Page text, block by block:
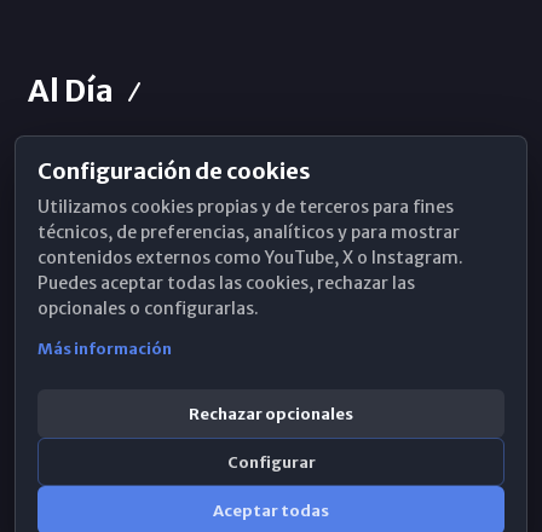
Al Día
Horarios de Misa
Hemeroteca
WhatsApp
Configuración de cookies
Utilizamos cookies propias y de terceros para fines
técnicos, de preferencias, analíticos y para mostrar
contenidos externos como YouTube, X o Instagram.
Puedes aceptar todas las cookies, rechazar las
opcionales o configurarlas.
Más información
Rechazar opcionales
Configurar
Aceptar todas